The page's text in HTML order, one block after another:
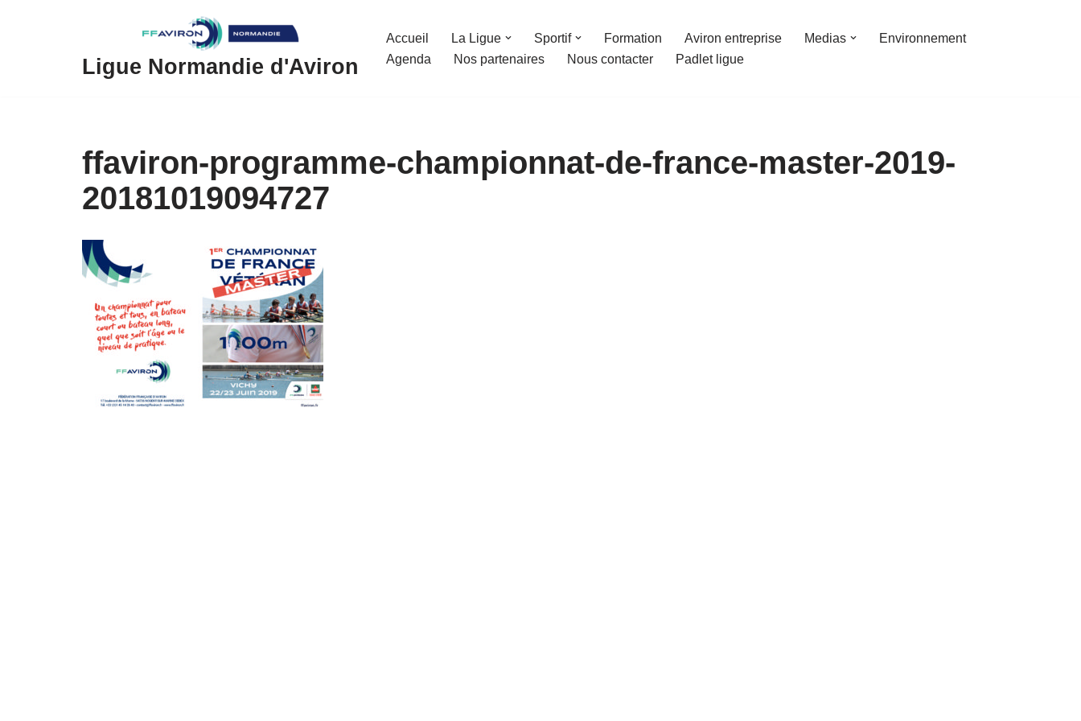
Ligue Normandie d'Aviron
Accueil La Ligue Sportif Formation Aviron entreprise Medias
Environnement
Agenda
Nos partenaires Nous contacter Padlet ligue
ffaviron-programme-championnat-de-france-master-2019-
20181019094727